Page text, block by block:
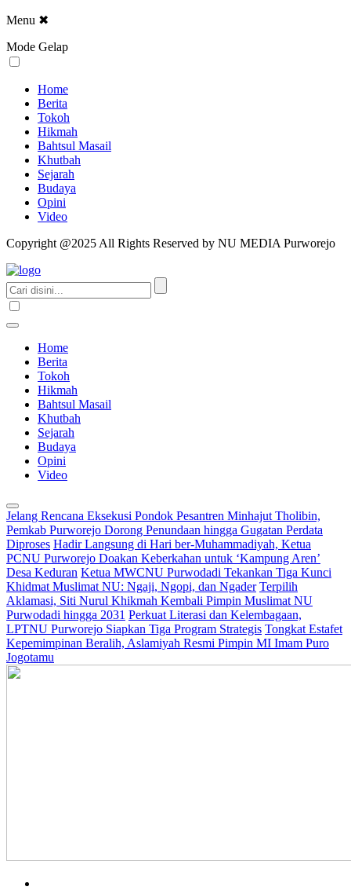
Menu ✖
Mode Gelap
Home
Berita
Tokoh
Hikmah
Bahtsul Masail
Khutbah
Sejarah
Budaya
Opini
Video
Copyright @2025 All Rights Reserved by NU MEDIA Purworejo
Home
Berita
Tokoh
Hikmah
Bahtsul Masail
Khutbah
Sejarah
Budaya
Opini
Video
Jelang Rencana Eksekusi Pondok Pesantren Minhajut Tholibin,
Pemkab Purworejo Dorong Penundaan hingga Gugatan Perdata
Diproses Hadir Langsung di Hari ber-Muhammadiyah, Ketua
PCNU Purworejo Doakan Keberkahan untuk ‘Kampung Aren’
Desa Keduran Ketua MWCNU Purwodadi Tekankan Tiga Kunci
Khidmat Muslimat NU: Ngaji, Ngopi, dan Ngader Terpilih
Aklamasi, Siti Nurul Khikmah Kembali Pimpin Muslimat NU
Purwodadi hingga 2031 Perkuat Literasi dan Kelembagaan,
LPTNU Purworejo Siapkan Tiga Program Strategis Tongkat Estafet
Kepemimpinan Beralih, Aslamiyah Resmi Pimpin MI Imam Puro
Jogotamu